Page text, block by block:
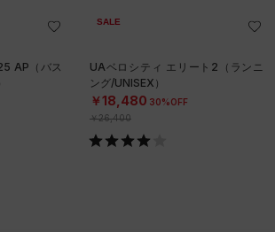
AP（バス
SALE
UAベロシティ エリート2（ランニ
ング/UNISEX）
￥18,480 30%OFF
￥26,400